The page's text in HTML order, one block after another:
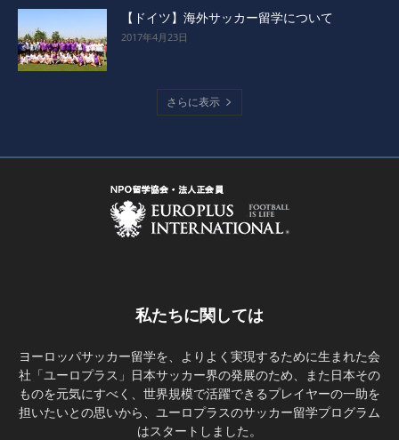
【ドイツ】海外サッカー留学について
2017年4月23日
さらに表示
私たちに関しては
ヨーロッパサッカー留学を、よりよく実現するために生まれた会
社「ユーロプラス」日本サッカー界の発展のため、また日本その
ものを元気にすべく、世界規模で活躍できるプレイヤーの一助を
担いたいとの思いから、ユーロプラスのサッカー留学プログラム
はスタートしました。